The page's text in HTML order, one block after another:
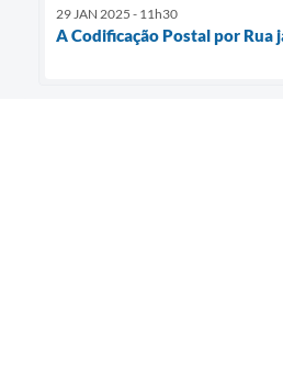
29 JAN 2025 - 11h30
A Codificação Postal por Rua